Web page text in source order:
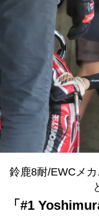
鈴鹿8耐/EWCメ
「#1